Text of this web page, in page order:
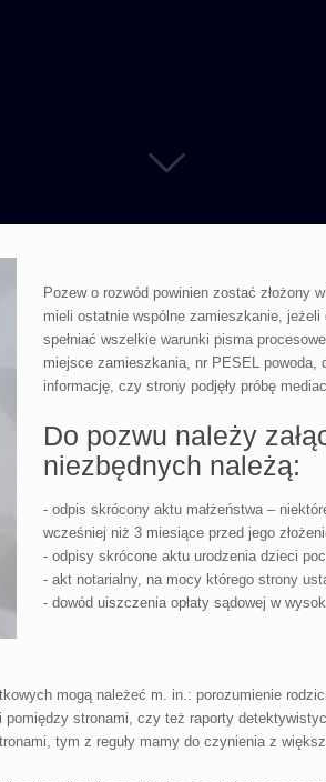
Pozew o rozwód powinien zostać złożony
mieli ostatnie wspólne zamieszkanie,
spełniać wszelkie warunki pisma
miejsce zamieszkania, nr PESEL powoda,
informację, czy strony podjęły próbę
Do pozwu należy
niezbędnych należą:
- odpis skrócony aktu małżeństwa –
wcześniej niż 3 miesiące przed jego
- odpisy skrócone aktu urodzenia dzieci
- akt notarialny, na mocy którego strony
- dowód uiszczenia opłaty sądowej w
mogą należeć m. in.: porozumienie
stronami, czy też raporty
tym z reguły mamy do czynienia z